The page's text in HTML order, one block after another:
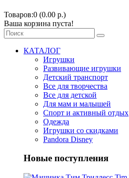
Товаров:0 (0.00 р.)
Ваша корзина пуста!
КАТАЛОГ
Игрушки
Развивающие игрушки
Детский транспорт
Все для творчества
Все для детской
Для мам и малышей
Спорт и активный отдых
Одежда
Игрушки со скидками
Pandora Disney
Новые поступления